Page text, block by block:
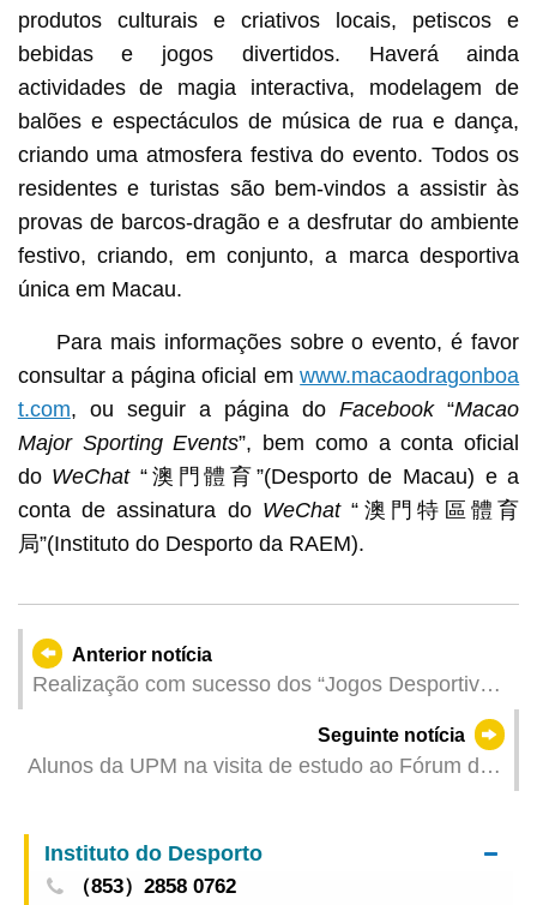
produtos culturais e criativos locais, petiscos e
bebidas e jogos divertidos. Haverá ainda
actividades de magia interactiva, modelagem de
balões e espectáculos de música de rua e dança,
criando uma atmosfera festiva do evento. Todos os
residentes e turistas são bem-vindos a assistir às
provas de barcos-dragão e a desfrutar do ambiente
festivo, criando, em conjunto, a marca desportiva
única em Macau.
Para mais informações sobre o evento, é favor
consultar a página oficial emwww.macaodragonboa
t.com, ou seguir a página doFacebook“Macao
Major Sporting Events”, bem como a conta oficial
do WeChat“澳門體育”(Desporto de Macau) e a
conta de assinatura do WeChat“澳門特區體育
局”(Instituto do Desporto da RAEM).
Anterior notícia
Realização com sucesso dos “Jogos Desportivos
para Pessoas com Deficiência de Macau 2025”
Seguinte notícia
Alunos da UPM na visita de estudo ao Fórum de
Instituto do Desporto
（853）2858 0762